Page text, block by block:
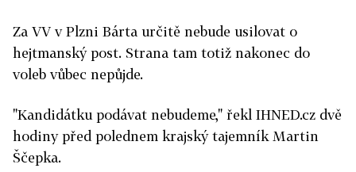
Za VV v Plzni Bárta určitě nebude usilovat o
hejtmanský post. Strana tam totiž nakonec do
voleb vůbec nepůjde.
"Kandidátku podávat nebudeme," řekl IHNED.cz dvě
hodiny před polednem krajský tajemník Martin
Ščepka.